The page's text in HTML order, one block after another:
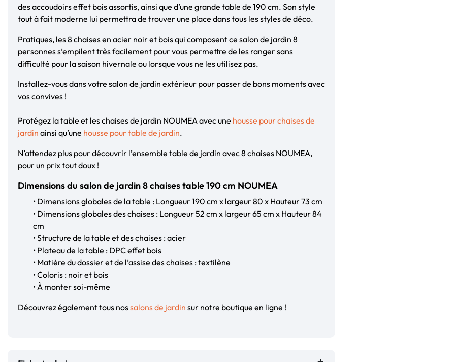
des accoudoirs effet bois assortis, ainsi que d’une grande table de 190 cm. Son style
tout à fait moderne lui permettra de trouver une place dans tous les styles de déco.
Pratiques, les 8 chaises en acier noir et bois qui composent ce salon de jardin 8
personnes s’empilent très facilement pour vous permettre de les ranger sans
difficulté pour la saison hivernale ou lorsque vous ne les utilisez pas.
Installez-vous dans votre salon de jardin extérieur pour passer de bons moments avec
vos convives !
Protégez la table et les chaises de jardin NOUMEA avec une housse pour chaises de
jardin ainsi qu’une housse pour table de jardin.
N’attendez plus pour découvrir l’ensemble table de jardin avec 8 chaises NOUMEA,
pour un prix tout doux !
Dimensions du salon de jardin 8 chaises table 190 cm NOUMEA
• Dimensions globales de la table : Longueur 190 cm x largeur 80 x Hauteur 73 cm
• Dimensions globales des chaises : Longueur 52 cm x largeur 65 cm x Hauteur 84
cm
• Structure de la table et des chaises : acier
• Plateau de la table : DPC effet bois
• Matière du dossier et de l’assise des chaises : textilène
• Coloris : noir et bois
• À monter soi-même
Découvrez également tous nossalons de jardin sur notre boutique en ligne !